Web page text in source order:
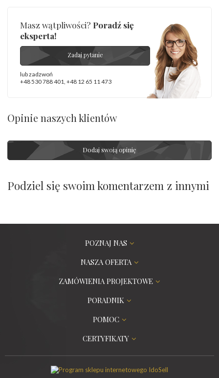
Masz wątpliwości? Poradź się
eksperta!
Zadaj pytanie
lub zadzwoń
+48 530 788 401, +48 12 65 11 473
Opinie naszych klientów
Dodaj swoją opinię
Podziel się swoim komentarzem z innymi
POZNAJ NAS
NASZA OFERTA
ZAMÓWIENIA PROJEKTOWE
PORADNIK
POMOC
CERTYFIKATY